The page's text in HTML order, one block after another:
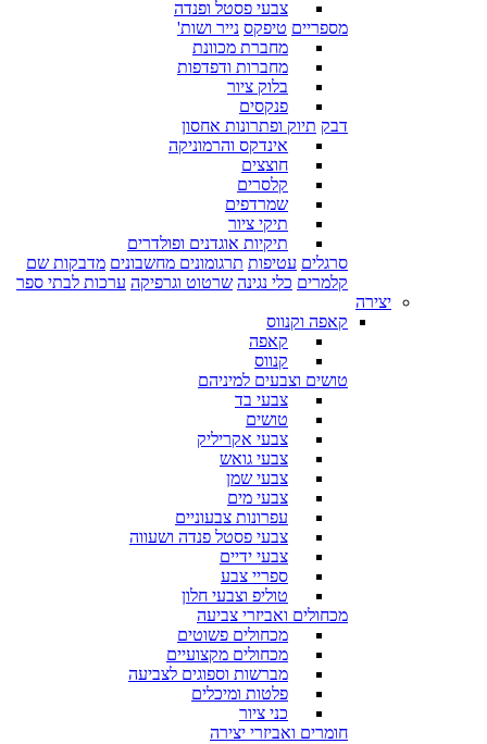
צבעי פסטל ופנדה
מספריים טיפקס נייר ושות'
מחברת מכוונת
מחברות ודפדפות
בלוק ציור
פנקסים
דבק תיוק ופתרונות אחסון
אינדקס והרמוניקה
חוצצים
קלסרים
שמרדפים
תיקי ציור
תיקיות אוגדנים ופולדרים
סרגלים עטיפות תרגומונים מחשבונים מדבקות שם
קלמרים כלי נגינה שרטוט וגרפיקה ערכות לבתי ספר
יצירה
קאפה וקנווס
קאפה
קנווס
טושים וצבעים למיניהם
צבעי בד
טושים
צבעי אקריליק
צבעי גואש
צבעי שמן
צבעי מים
עפרונות צבעוניים
צבעי פסטל פנדה ושעווה
צבעי ידיים
ספריי צבע
טוליפ וצבעי חלון
מכחולים ואביזרי צביעה
מכחולים פשוטים
מכחולים מקצועיים
מברשות וספוגים לצביעה
פלטות ומיכלים
כני ציור
חומרים ואביזרי יצירה